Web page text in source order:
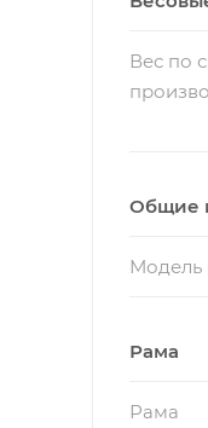
Вес по
Общие
Модель
Рама
Рама